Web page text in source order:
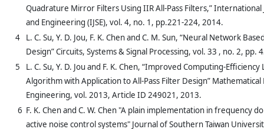
Quadrature Mirror Filters Using IIR All-Pass Filters,” International
and Engineering (IJSE), vol. 4, no. 1, pp.221-224, 2014.
4
L. C. Su, Y. D. Jou, F. K. Chen and C. M. Sun, “Neural Network
Design” Circuits, Systems & Signal Processing, vol. 33 , no. 2, pp.
5
L. C. Su, Y. D. Jou and F. K. Chen, “Improved Computing-Efficiency
Algorithm with Application to All-Pass Filter Design” Mathematical
Engineering, vol. 2013, Article ID 249021, 2013.
6 F. K. Chen and C. W. Chen "A plain implementation in frequency
active noise control systems" Journal of Southern Taiwan